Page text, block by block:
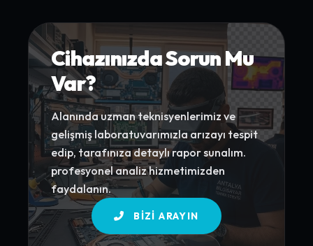
Cihazınızda Sorun Mu
Var?
Alanında uzman teknisyenlerimiz ve
gelişmiş laboratuvarımızla arızayı tespit
edip, tarafınıza detaylı rapor sunalım.
profesyonel analiz hizmetimizden
faydalanın.
BIZI ARAYIN